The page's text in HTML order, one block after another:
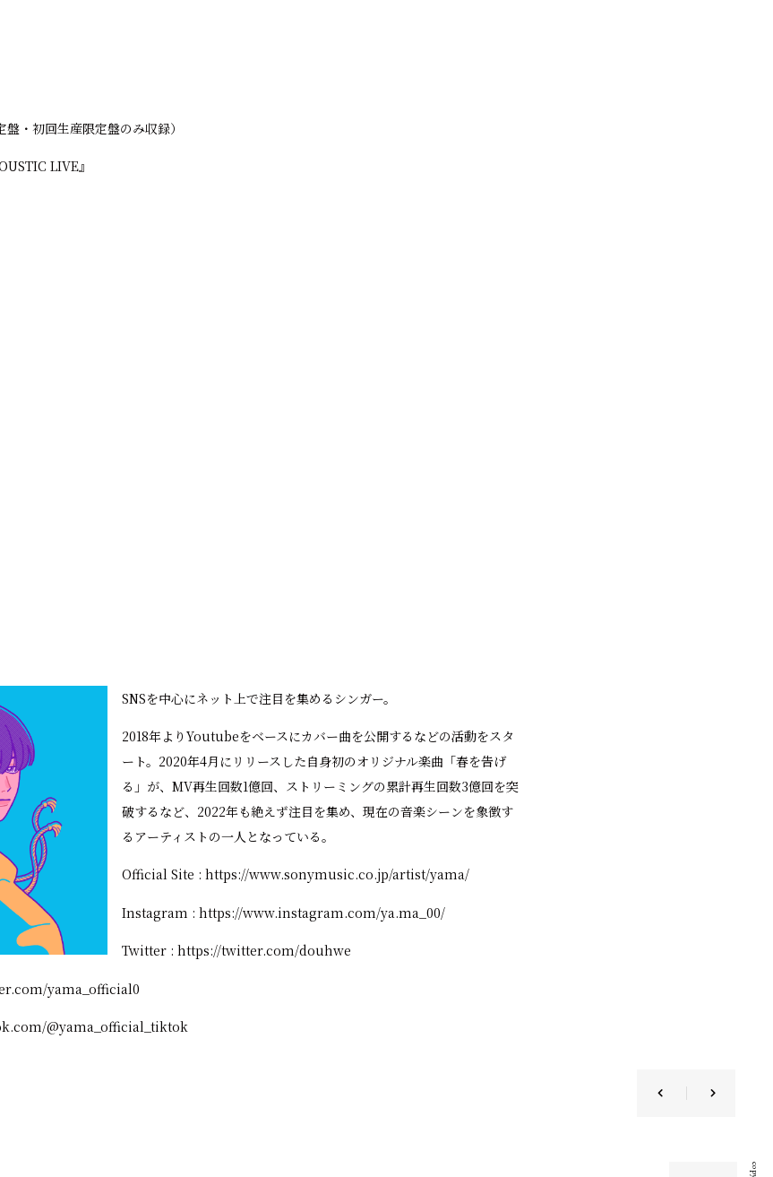
・初回生産限定盤のみ収録）
LIVE』
SNSを中心にネット上で注目を集めるシンガー。
2018年よりYoutubeをベースにカバー曲を公開するなどの活動をスタ
ート。2020年4月にリリースした自身初のオリジナル楽曲「春を告げ
る」が、MV再生回数1億回、ストリーミングの累計再生回数3億回を突
破するなど、2022年も絶えず注目を集め、現在の音楽シーンを象徴す
るアーティストの一人となっている。
Official Site : https://www.sonymusic.co.jp/artist/yama/
Instagram : https://www.instagram.com/ya.ma_00/
Twitter : https://twitter.com/douhwe
yama_official0
@yama_official_tiktok